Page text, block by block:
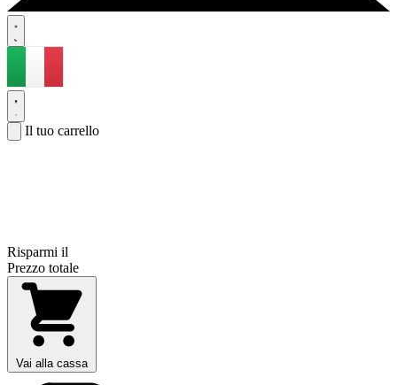
Il tuo carrello
Risparmi il
Prezzo totale
Vai alla cassa